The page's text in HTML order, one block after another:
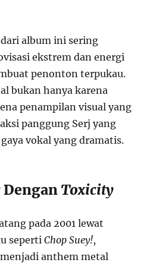
album ini sering
ekstrem dan energi
penonton terpukau.
bukan hanya karena
penampilan visual yang
panggung Serj yang
vokal yang dramatis.
Toxicity
pada 2001 lewat
sepertiChop Suey!,
menjadi anthem metal